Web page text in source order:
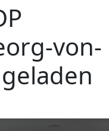
von-